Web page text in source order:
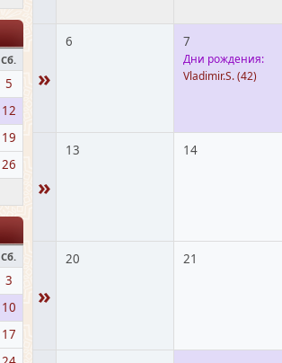
Сб.
5
12
19
26
Сб.
3
10
17
»
6 7
Дни рождения:
Vladimir.S.(42)
»
13 14
»
20 21